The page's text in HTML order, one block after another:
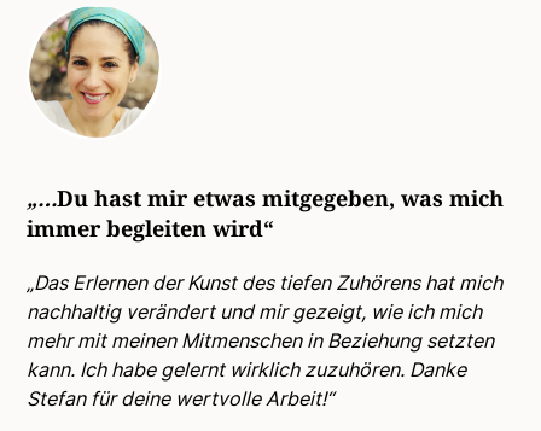
„…Du hast mir etwas mitgegeben, was mich
immer begleiten wird“
„Das Erlernen der Kunst des tiefen Zuhörens hat mich
nachhaltig verändert und mir gezeigt, wie ich mich
mehr mit meinen Mitmenschen in Beziehung setzten
kann. Ich habe gelernt wirklich zuzuhören. Danke
Stefan für deine wertvolle Arbeit!“